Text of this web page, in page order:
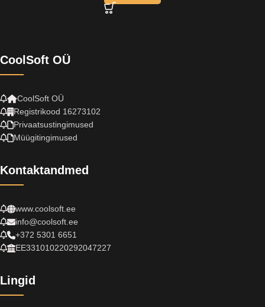
CoolSoft OÜ
CoolSoft OÜ
Registrikood 16273102
Privaatsustingimused
Müügitingimused
Kontaktandmed
www.coolsoft.ee
info@coolsoft.ee
+372 5301 6651
EE331010220292047227
Lingid